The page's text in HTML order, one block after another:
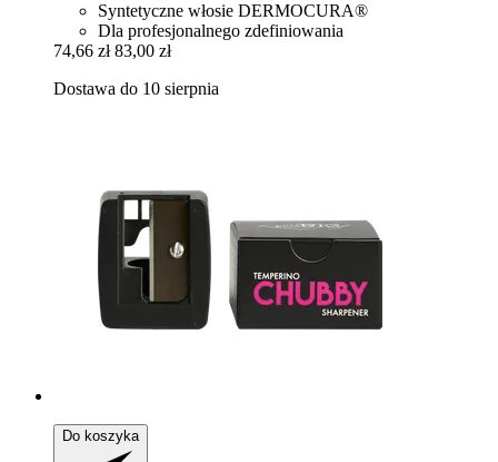
Syntetyczne włosie DERMOCURA®
Dla profesjonalnego zdefiniowania
74,66 zł 83,00 zł
Dostawa do 10 sierpnia
Do koszyka